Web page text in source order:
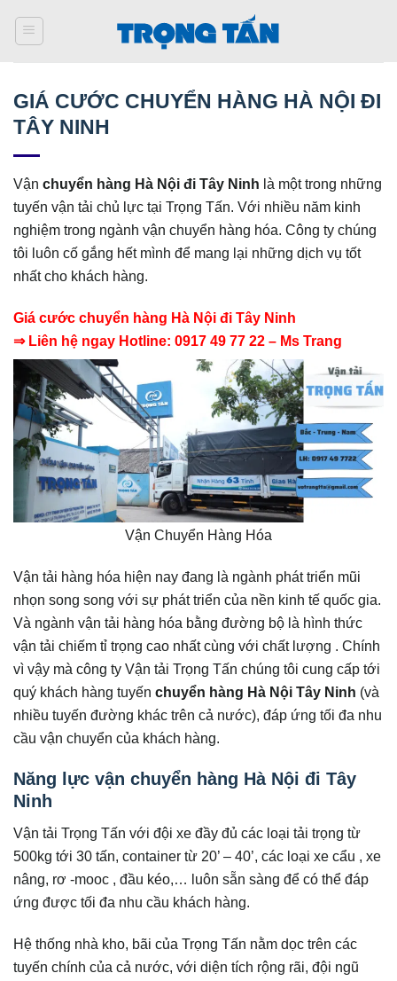
qua
GIÁ CƯỚC CHUYỂN HÀNG HÀ NỘI ĐI
TÂY NINH
Vận chuyển hàng Hà Nội đi Tây Ninh là một trong những
tuyến vận tải chủ lực tại Trọng Tấn. Với nhiều năm kinh
nghiệm trong ngành vận chuyển hàng hóa. Công ty chúng
tôi luôn cố gắng hết mình để mang lại những dịch vụ tốt
nhất cho khách hàng.
Giá cước chuyển hàng Hà Nội đi Tây Ninh
⇒ Liên hệ ngay Hotline: 0917 49 77 22 – Ms Trang
Vận Chuyển Hàng Hóa
Vận tải hàng hóa hiện nay đang là ngành phát triển mũi
nhọn song song với sự phát triển của nền kinh tế quốc gia.
Và ngành vận tải hàng hóa bằng đường bộ là hình thức
vận tải chiếm tỉ trọng cao nhất cùng với chất lượng . Chính
vì vậy mà công ty Vận tải Trọng Tấn chúng tôi cung cấp tới
quý khách hàng tuyến chuyển hàng Hà Nội Tây Ninh (và
nhiều tuyến đường khác trên cả nước), đáp ứng tối đa nhu
cầu vận chuyển của khách hàng.
Năng lực vận chuyển hàng Hà Nội đi Tây
Ninh
Vận tải Trọng Tấn với đội xe đầy đủ các loại tải trọng từ
500kg tới 30 tấn, container từ 20’ – 40’, các loại xe cẩu , xe
nâng, rơ -mooc , đầu kéo,… luôn sẵn sàng để có thể đáp
ứng được tối đa nhu cầu khách hàng.
Hệ thống nhà kho, bãi của Trọng Tấn nằm dọc trên các
tuyến chính của cả nước, với diện tích rộng rãi, đội ngũ